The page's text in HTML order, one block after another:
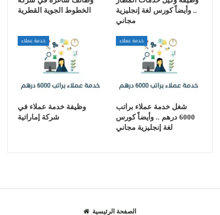
الخطوط الجوية القطرية
.. وأيضاً كورس لغة إنجليزية
مجاني
خدمة عملاء
وظيفة خدمة عملاء في
شركة إماراتية
خدمة عملاء
شغل خدمة عملاء براتب
6000 درهم .. وأيضاً كورس
لغة إنجليزية مجاني
الصفحة الرئيسية